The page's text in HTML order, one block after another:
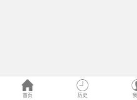
首页 历史